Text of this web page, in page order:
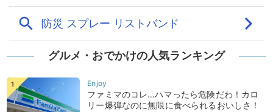
グルメ・おでかけの人気ランキング
ファミマのコレ…ハマったら危険だわ！カロ
リー爆弾なのに無限に食べられるおいしさ！